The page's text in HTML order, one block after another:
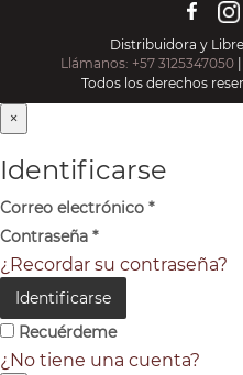
Distribuidora y
Llámanos: +57 3125347050 |
Todos los derechos
×
Identificarse
Correo electrónico *
Contraseña *
¿Recordar su contraseña?
Identificarse
Recuérdeme
¿No tiene una cuenta?